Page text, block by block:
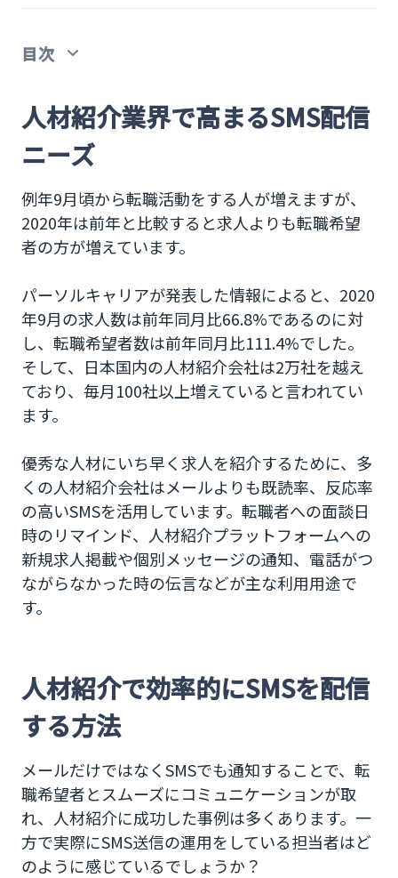
目次
人材紹介業界で高まるSMS配信ニーズ
人材紹介で効率的にSMSを配信する方法
メール形式でSMSを送れるMailSMSで課題を解
決
Mail SMSで人材紹介をSMSで効率的にアプローチ
人材紹介業界で高まるSMS配信
ニーズ
例年9月頃から転職活動をする人が増えますが、
2020年は前年と比較すると求人よりも転職希望
者の方が増えています。
パーソルキャリアが発表した情報によると、2020
年9月の求人数は前年同月比66.8%であるのに対
し、転職希望者数は前年同月比111.4%でした。
そして、日本国内の人材紹介会社は2万社を越え
ており、毎月100社以上増えていると言われてい
ます。
優秀な人材にいち早く求人を紹介するために、多
くの人材紹介会社はメールよりも既読率、反応率
の高いSMSを活用しています。転職者への面談日
時のリマインド、人材紹介プラットフォームへの
新規求人掲載や個別メッセージの通知、電話がつ
ながらなかった時の伝言などが主な利用用途で
す。
人材紹介で効率的にSMSを配信
する方法
メールだけではなくSMSでも通知することで、転
職希望者とスムーズにコミュニケーションが取
れ、人材紹介に成功した事例は多くあります。一
方で実際にSMS送信の運用をしている担当者はど
のように感じているでしょうか？